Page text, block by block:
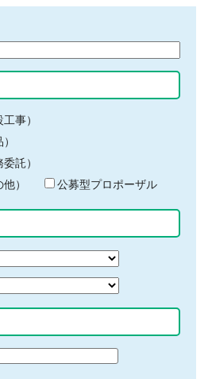
事）
託）
）
公募型プロポーザル